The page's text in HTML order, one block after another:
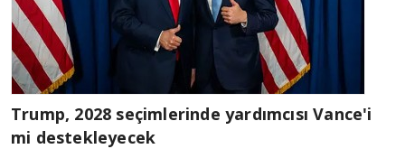
Trump, 2028 seçimlerinde yardımcısı Vance'i
mi destekleyecek